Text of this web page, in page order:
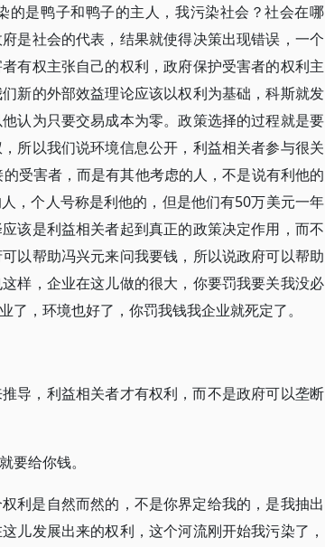
是鸭子和鸭子的主人，我污染社会？社会在哪
是社会的代表，结果就使得决策出现错误，一个
有权主张自己的权利，政府保护受害者的权利主
新的外部效益理论应该以权利为基础，科斯就发
认为只要交易成本为零。政策选择的过程就是要
所以我们说环境信息公开，利益相关者参与很关
受害者，而是有其他考虑的人，不是说有利他的
，个人号称是利他的，但是他们有50万美元一年
该是利益相关者起到真正的政策决定作用，而不
以帮助冯兴元来问我要钱，所以说政府可以帮助
样，企业在这儿做的很大，你要罚我要关我没必
，环境也好了，你罚我钱我企业就死定了。
导，利益相关者才有权利，而不是政府可以垄断
要给你钱。
利是自然而然的，不是你界定给我的，是我抽出
儿发展出来的权利，这个河流刚开始我污染了，